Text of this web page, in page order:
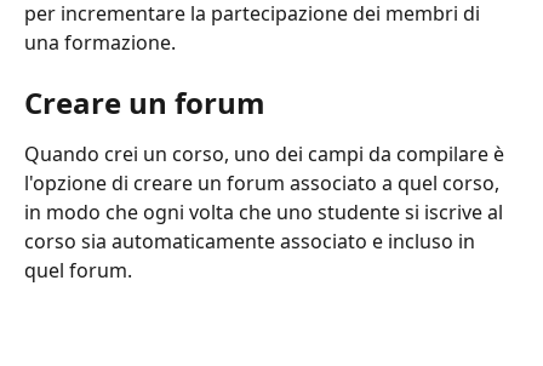
per incrementare la partecipazione dei membri di
una formazione.
Creare un forum
Quando crei un corso, uno dei campi da compilare è
l'opzione di creare un forum associato a quel corso,
in modo che ogni volta che uno studente si iscrive al
corso sia automaticamente associato e incluso in
quel forum.